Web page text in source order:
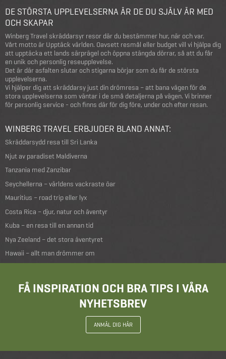
DE STÖRSTA UPPLEVELSERNA ÄR DE DU SJÄLV ÄR MED
OCH SKAPAR
Winberg Travel skräddarsyr resor där du bestämmer hur, när och var.
Vårt motto är Upptäck världen. Oavsett resmål eller budget vill vi hjälpa dig
att upptäcka ett lands särprägel och öppna stängda dörrar, så att du får
en unik och personlig reseupplevelse.
Det är där asfalten slutar och stigarna börjar som du får de största
upplevelserna.
Vi hjälper dig att skräddarsy just din drömresa – att bana vägen för de
stora upplevelserna som väntar i de små detaljerna på vägen. Vi brinner
för personlig service - och finns där för dig före, under och efter resan.
WINBERG TRAVEL ERBJUDER BLAND ANNAT:
Skräddarsydd resa till Sri Lanka
Njut av paradiset Maldiverna
Tanzania med Zanzibar
Seychellerna – världens vackraste öar
Mauritius – road trip eller lyx
Costa Rica – djur, natur och äventyr
Kuba – en resa till en annan tid
Nya Zeeland – det stora äventyret
Hawaii – allt man drömmer om
FÅ INSPIRATION OCH BRA TIPS I VÅRA
NYHETSBREV
ANMÄL DIG HÄR